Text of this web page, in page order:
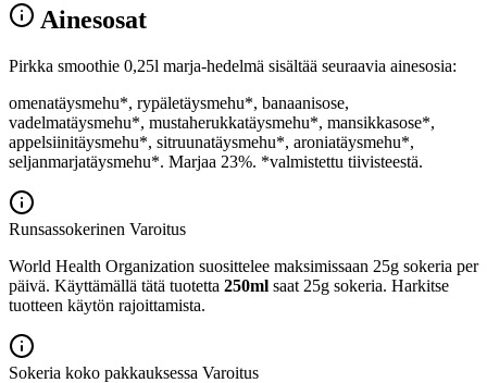
Ainesosat
Pirkka smoothie 0,25l marja-hedelmä sisältää seuraavia ainesosia:
omenatäysmehu*, rypäletäysmehu*, banaanisose,
vadelmatäysmehu*, mustaherukkatäysmehu*, mansikkasose*,
appelsiinitäysmehu*, sitruunatäysmehu*, aroniatäysmehu*,
seljanmarjatäysmehu*. Marjaa 23%. *valmistettu tiivisteestä.
Runsassokerinen Varoitus
World Health Organization suosittelee maksimissaan 25g sokeria per
päivä. Käyttämällä tätä tuotetta 250ml saat 25g sokeria. Harkitse
tuotteen käytön rajoittamista.
Sokeria koko pakkauksessa Varoitus